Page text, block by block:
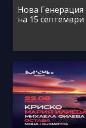
Нова Генерация
на 15 септември